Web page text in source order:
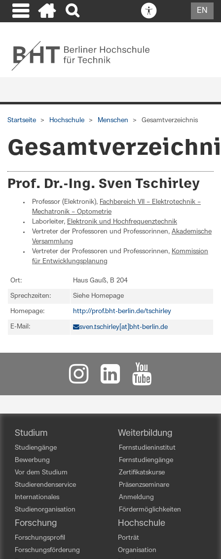
EN
Startseite Hochschule Menschen Gesamtverzeichnis
Prof. Dr.-Ing. Sven Tschirley
Professor (Elektronik), Fachbereich VII – Elektrotechnik –
Mechatronik – Optometrie
Laborleiter, Elektronik und Hochfrequenztechnik
Vertreter der Professoren und Professorinnen, Akademische
Versammlung
Vertreter der Professoren und Professorinnen, Kommission
für Entwicklungsplanung
Ort: Haus Gauß, B 204
Sprechzeiten: Siehe Homepage
Homepage: http://prof.bht-berlin.de/tschirley
E-Mail: sven.tschirley[at]bht-berlin.de
Studium
Studiengänge
Bewerbung
Vor dem Studium
Studierendenservice
Internationales
Studienorganisation
Weiterbildung
Fernstudieninstitut
Fernstudiengänge
Zertifikatskurse
Präsenzseminare
Anmeldung
Fördermöglichkeiten
Forschung
Forschungsprofil
Forschungsförderung
Hochschule
Porträt
Organisation